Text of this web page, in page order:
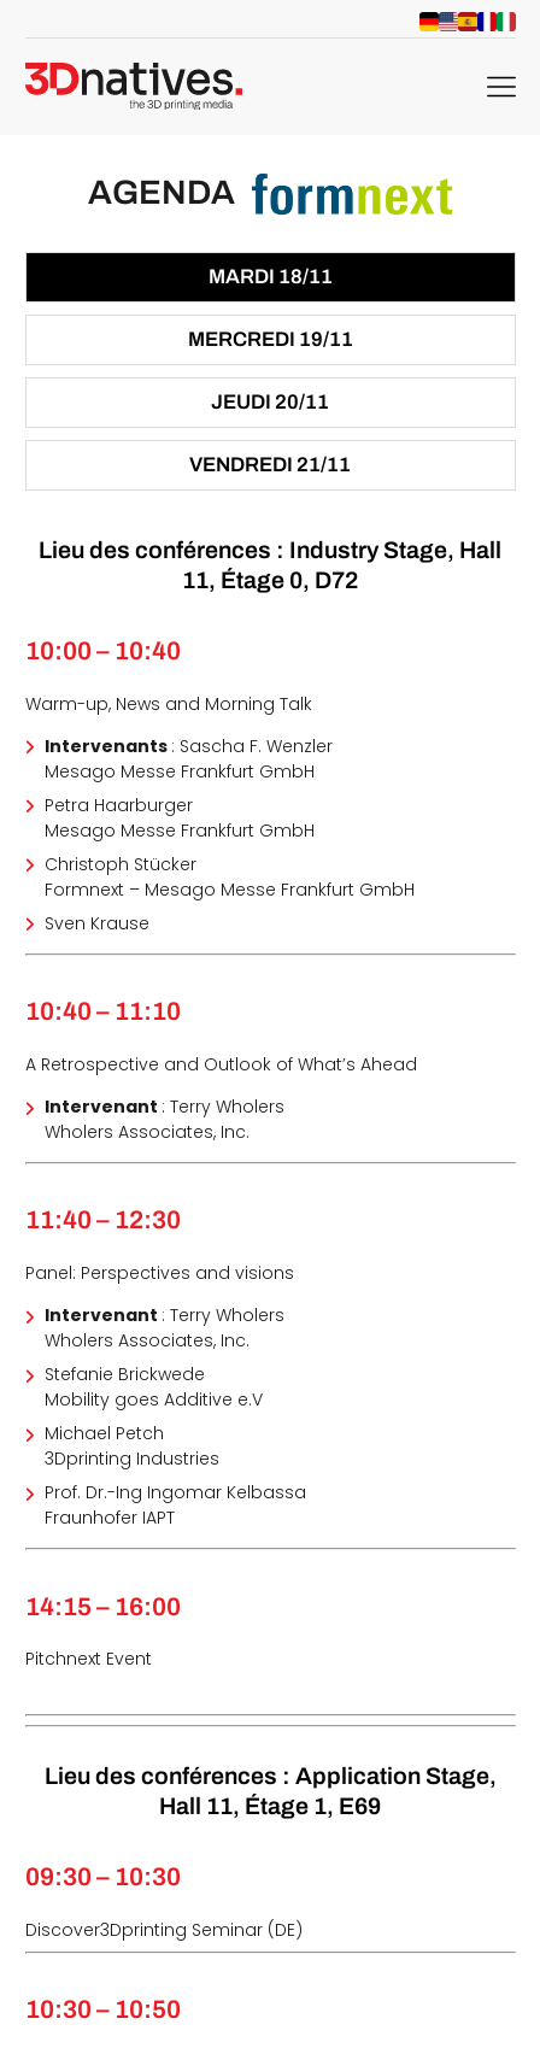
menu
AGENDA
MARDI 18/11
MERCREDI 19/11
JEUDI 20/11
VENDREDI 21/11
Lieu des conférences : Industry Stage, Hall
11, Étage 0, D72
10:00 – 10:40
Warm-up, News and Morning Talk
Intervenants : Sascha F. Wenzler
Mesago Messe Frankfurt GmbH
Petra Haarburger
Mesago Messe Frankfurt GmbH
Christoph Stücker
Formnext – Mesago Messe Frankfurt GmbH
Sven Krause
10:40 – 11:10
A Retrospective and Outlook of What’s Ahead
Intervenant : Terry Wholers
Wholers Associates, Inc.
11:40 – 12:30
Panel: Perspectives and visions
Intervenant : Terry Wholers
Wholers Associates, Inc.
Stefanie Brickwede
Mobility goes Additive e.V
Michael Petch
3Dprinting Industries
Prof. Dr.-Ing Ingomar Kelbassa
Fraunhofer IAPT
14:15 – 16:00
Pitchnext Event
Lieu des conférences : Application Stage,
Hall 11, Étage 1, E69
09:30 – 10:30
Discover3Dprinting Seminar (DE)
10:30 – 10:50